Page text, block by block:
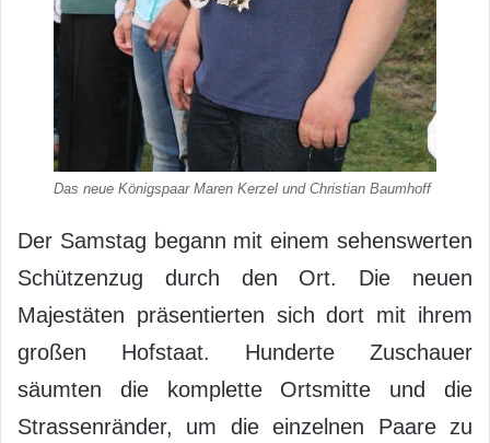
Das neue Königspaar Maren Kerzel und Christian Baumhoff
Der Samstag begann mit einem sehenswerten
Schützenzug durch den Ort. Die neuen
Majestäten präsentierten sich dort mit ihrem
großen Hofstaat. Hunderte Zuschauer
säumten die komplette Ortsmitte und die
Strassenränder, um die einzelnen Paare zu